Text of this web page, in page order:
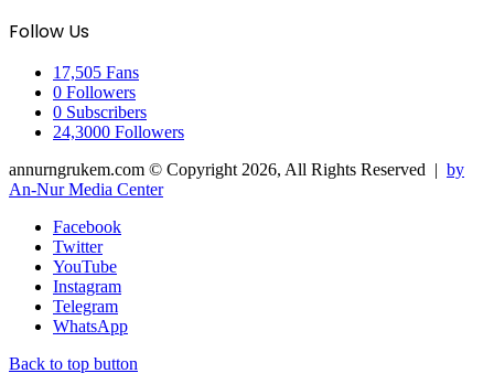
Follow Us
17,505 Fans
0 Followers
0 Subscribers
24,3000 Followers
annurngrukem.com © Copyright 2026, All Rights Reserved | by
An-Nur Media Center
Facebook
Twitter
YouTube
Instagram
Telegram
WhatsApp
Back to top button